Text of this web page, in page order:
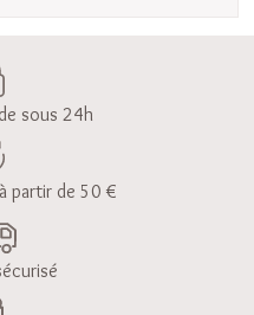
sous 24h
partir de 50 €